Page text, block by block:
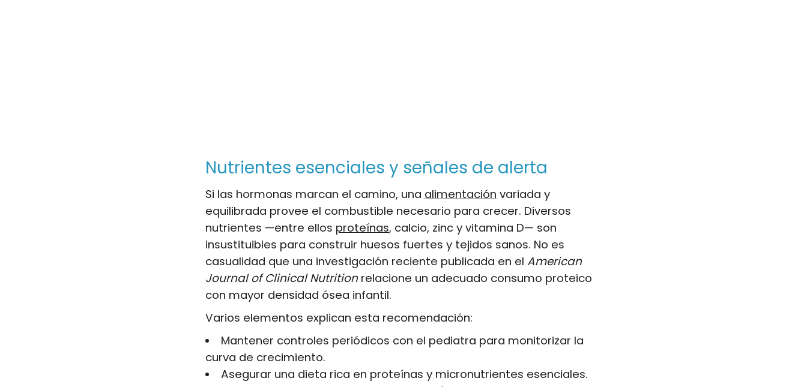
Nutrientes esenciales y señales de alerta
Si las hormonas marcan el camino, una alimentación variada y
equilibrada provee el combustible necesario para crecer. Diversos
nutrientes —entre ellos proteínas, calcio, zinc y vitamina D— son
insustituibles para construir huesos fuertes y tejidos sanos. No es
casualidad que una investigación reciente publicada en el American
Journal of Clinical Nutritionrelacione un adecuado consumo proteico
con mayor densidad ósea infantil.
Varios elementos explican esta recomendación:
Mantener controles periódicos con el pediatra para monitorizar la
curva de crecimiento.
Asegurar una dieta rica en proteínas y micronutrientes esenciales.